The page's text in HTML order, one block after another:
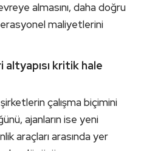
almasını, daha doğru
maliyetlerini
altyapısı kritik hale
çalışma biçimini
ajanların ise yeni
araçları arasında yer